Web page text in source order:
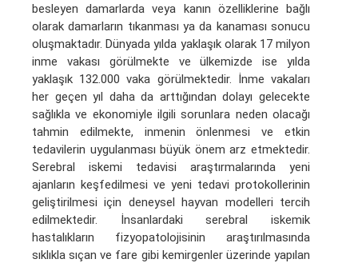
besleyen damarlarda veya kanın özelliklerine bağlı
olarak damarların tıkanması ya da kanaması sonucu
oluşmaktadır. Dünyada yılda yaklaşık olarak 17 milyon
inme vakası görülmekte ve ülkemizde ise yılda
yaklaşık 132.000 vaka görülmektedir. İnme vakaları
her geçen yıl daha da arttığından dolayı gelecekte
sağlıkla ve ekonomiyle ilgili sorunlara neden olacağı
tahmin edilmekte, inmenin önlenmesi ve etkin
tedavilerin uygulanması büyük önem arz etmektedir.
Serebral iskemi tedavisi araştırmalarında yeni
ajanların keşfedilmesi ve yeni tedavi protokollerinin
geliştirilmesi için deneysel hayvan modelleri tercih
edilmektedir. İnsanlardaki serebral iskemik
hastalıkların fizyopatolojisinin araştırılmasında
sıklıkla sıçan ve fare gibi kemirgenler üzerinde yapılan